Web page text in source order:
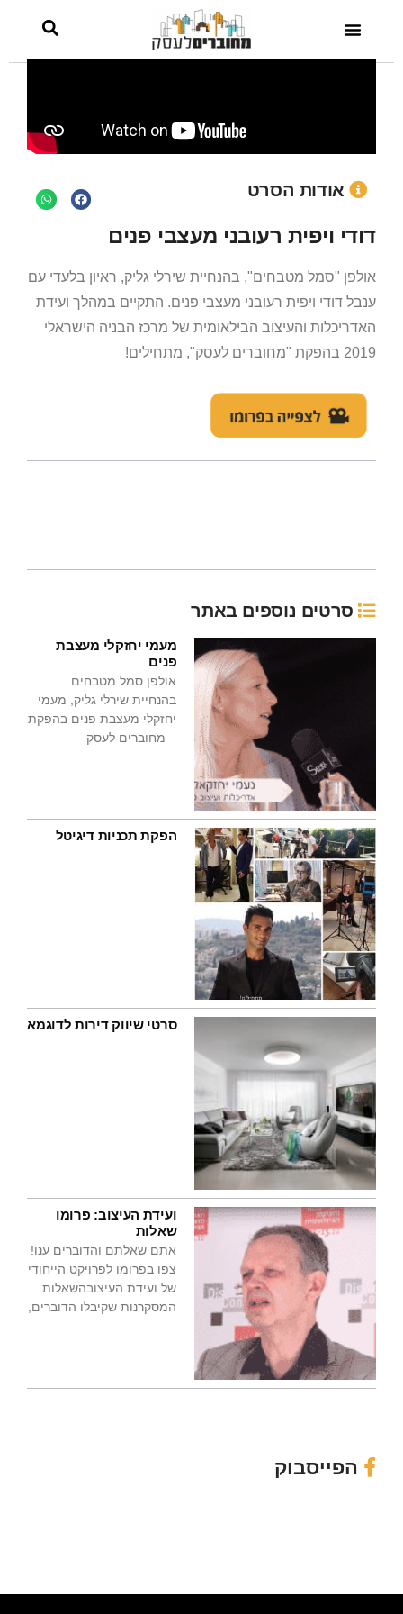
אודות הסרט
דודי ויפית רעובני מעצבי פנים
אולפן "סמל מטבחים", בהנחיית שירלי גליק, ראיון בלעדי עם
ענבל דודי ויפית רעובני מעצבי פנים. התקיים במהלך ועידת
האדריכלות והעיצוב הבילאומית של מרכז הבניה הישראלי
2019 בהפקת "מחוברים לעסק", מתחילים!
סרטים נוספים באתר
מעמי יחזקלי מעצבת
פנים
אולפן סמל מטבחים
בהנחיית שירלי גליק, מעמי
יחזקלי מעצבת פנים בהפקת
– מחוברים לעסק
הפקת תכניות דיגיטל
סרטי שיווק דירות לדוגמא
ועידת העיצוב: פרומו
שאלות
אתם שאלתם והדוברים ענו!
צפו בפרומו לפרויקט הייחודי
של ועידת העיצובהשאלות
המסקרנות שקיבלו הדוברים,
הפייסבוק